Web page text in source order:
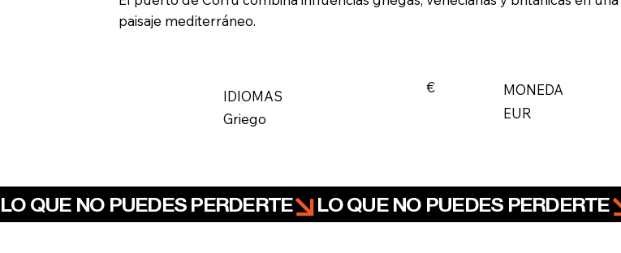
paisaje mediterráneo.
IDIOMAS
Griego
€
MONEDA
EUR
LO QUE NO PUEDES PERDERTE